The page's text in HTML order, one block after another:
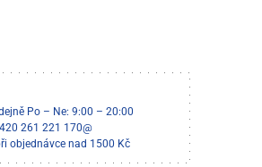
Po – Ne: 9:00 – 20:00
261 221 170@
objednávce nad 1500 Kč